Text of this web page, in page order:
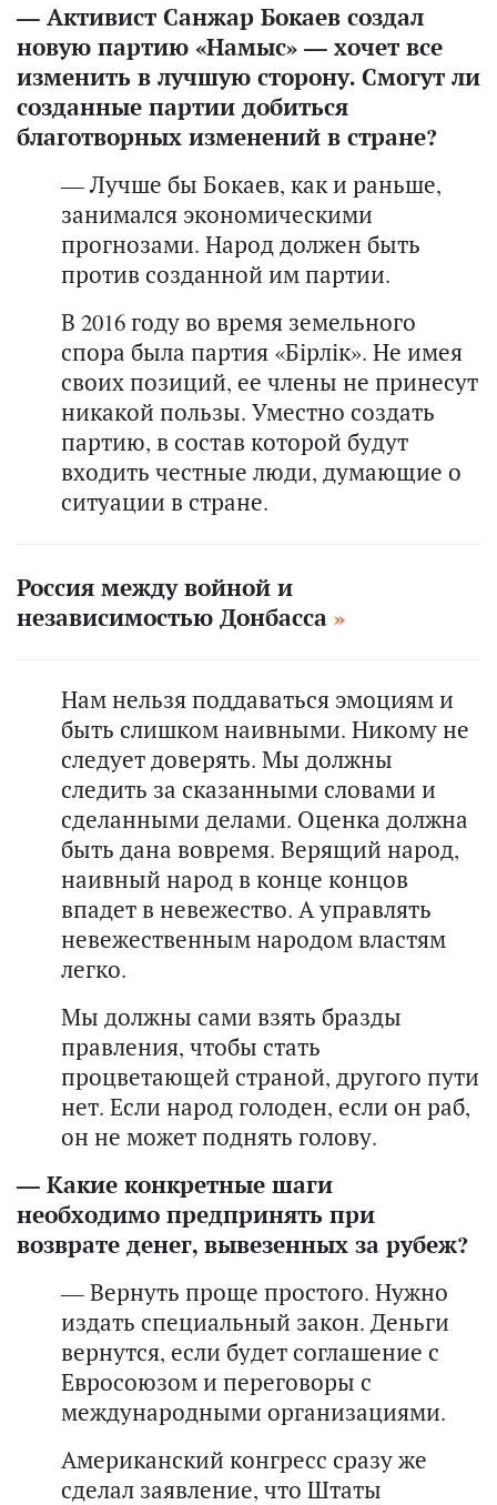
— Активист Санжар Бокаев создал
новую партию «Намыс» — хочет все
изменить в лучшую сторону. Смогут ли
созданные партии добиться
благотворных изменений в стране?
— Лучше бы Бокаев, как и раньше,
занимался экономическими
прогнозами. Народ должен быть
против созданной им партии.
В 2016 году во время земельного
спора была партия «Бірлік». Не имея
своих позиций, ее члены не принесут
никакой пользы. Уместно создать
партию, в состав которой будут
входить честные люди, думающие о
ситуации в стране.
Россия между войной и
независимостью Донбасса
Нам нельзя поддаваться эмоциям и
быть слишком наивными. Никому не
следует доверять. Мы должны
следить за сказанными словами и
сделанными делами. Оценка должна
быть дана вовремя. Верящий народ,
наивный народ в конце концов
впадет в невежество. А управлять
невежественным народом властям
легко.
Мы должны сами взять бразды
правления, чтобы стать
процветающей страной, другого пути
нет. Если народ голоден, если он раб,
он не может поднять голову.
— Какие конкретные шаги
необходимо предпринять при
возврате денег, вывезенных за рубеж?
— Вернуть проще простого. Нужно
издать специальный закон. Деньги
вернутся, если будет соглашение с
Евросоюзом и переговоры с
международными организациями.
Американский конгресс сразу же
сделал заявление, что Штаты